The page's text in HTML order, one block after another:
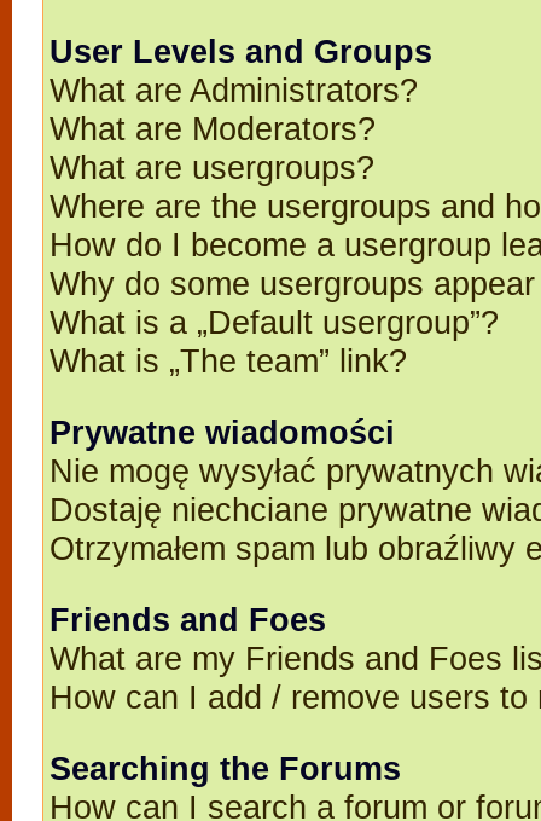
User Levels and Groups
What are Administrators?
What are Moderators?
What are usergroups?
Where are the usergroups and
How do I become a usergroup
Why do some usergroups
What is a „Default usergroup”?
What is „The team” link?
Prywatne wiadomości
Nie mogę wysyłać prywatnych
Dostaję niechciane prywatne
Otrzymałem spam lub obraźliwy
Friends and Foes
What are my Friends and Foes
How can I add / remove users
Searching the Forums
How can I search a forum or